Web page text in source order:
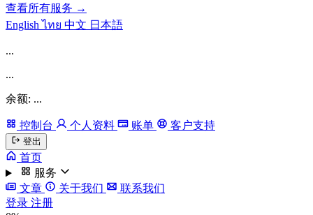
查看所有服务 →
Englishไทย 中文 日本語
...
...
余额: ...
控制台 个人资料 账单 客户支持
登出
首页
服务
文章
关于我们
联系我们
登录 注册